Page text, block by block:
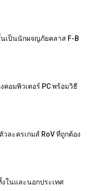
นเป็นนักผจญภัยคลาส F-B
คอมพิวเตอร์ PC พร้อมวิธี
ละครเกมส์ RoV ที่ถูกต้อง
งในและนอกประเทศ